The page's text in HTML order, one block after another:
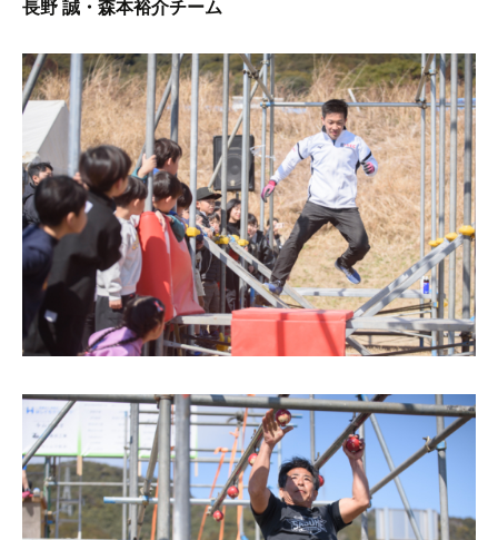
長野 誠・森本裕介チーム